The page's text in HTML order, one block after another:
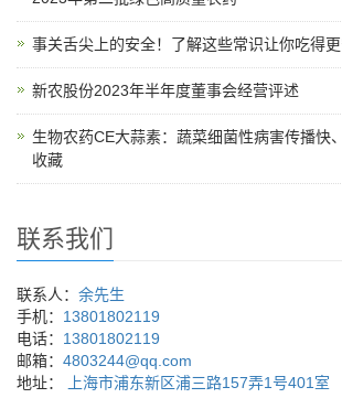
事关舌尖上的安全！了解这些常识让你吃得
新农股份2023年半年度董事会经营评述
生物农药CE大蒜素：蔬菜细菌性病害传播快
收藏
联系我们
联系人： 余先生
手机： 13801802119
电话： 13801802119
邮箱： 4803244@qq.com
地址：
上海市浦东新区浦三路157弄1号401室